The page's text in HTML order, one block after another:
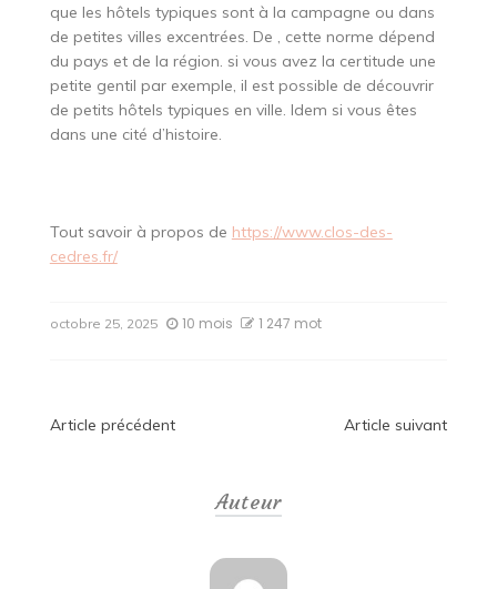
que les hôtels typiques sont à la campagne ou dans
de petites villes excentrées. De , cette norme dépend
du pays et de la région. si vous avez la certitude une
petite gentil par exemple, il est possible de découvrir
de petits hôtels typiques en ville. Idem si vous êtes
dans une cité d’histoire.
Tout savoir à propos de https://www.clos-des-
cedres.fr/
octobre 25, 2025 10 mois 1 247 mot
Navigation
Article précédent Article suivant
Auteur